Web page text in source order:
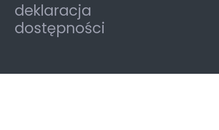
deklaracja
dostępności